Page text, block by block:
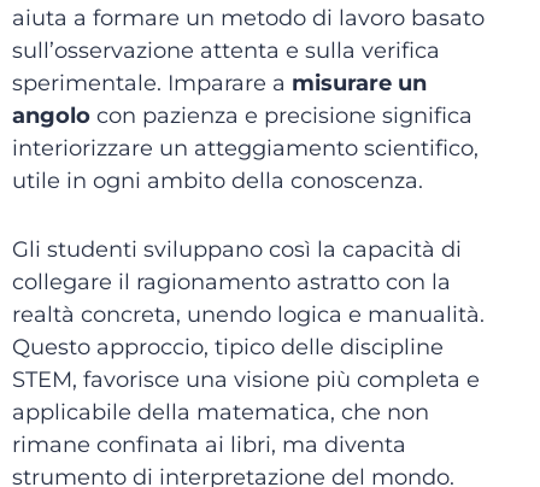
aiuta a formare un metodo di lavoro basato
sull’osservazione attenta e sulla verifica
sperimentale. Imparare a misurare un
angolo con pazienza e precisione significa
interiorizzare un atteggiamento scientifico,
utile in ogni ambito della conoscenza.
Gli studenti sviluppano così la capacità di
collegare il ragionamento astratto con la
realtà concreta, unendo logica e manualità.
Questo approccio, tipico delle discipline
STEM, favorisce una visione più completa e
applicabile della matematica, che non
rimane confinata ai libri, ma diventa
strumento di interpretazione del mondo.